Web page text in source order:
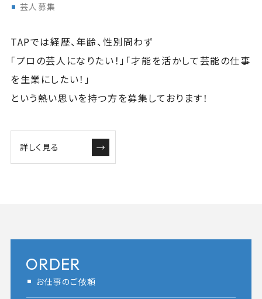
芸人募集
TAPでは経歴、年齢、性別問わず
「プロの芸人になりたい！」「才能を活かして芸能の仕事
を生業にしたい！」
という熱い思いを持つ方を募集しております！
詳しく見る
ORDER
お仕事のご依頼